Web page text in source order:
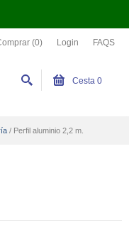
(0) Login FAQS
Cesta 0
/ Perfil aluminio 2,2 m.